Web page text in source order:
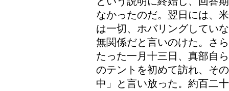
なかったのだ。翌日には、
は一切、ホバリングしてい
無関係だと言いのけた。さ
たった一月十三日、真部自
のテントを初めて訪れ、そ
中」と言い放った。約百二